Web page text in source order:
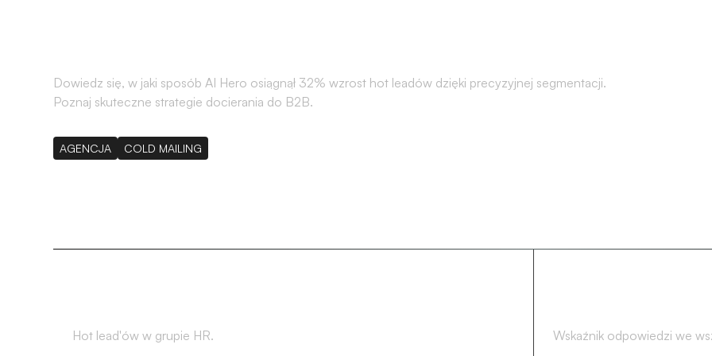
Dowiedz się, w jaki sposób AI Hero osiągnął 32% wzrost hot leadów dzięki precyzyjnej segmentacji.
Poznaj skuteczne strategie docierania do B2B.
AGENCJA COLD MAILING
Hot lead'ów w grupie HR. Wskaźnik odpowiedzi we